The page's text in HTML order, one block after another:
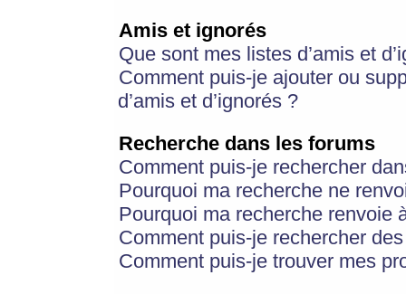
Amis et ignorés
Que sont mes listes d’amis et
Comment puis-je ajouter ou
d’amis et d’ignorés ?
Recherche dans les forums
Comment puis-je rechercher
Pourquoi ma recherche ne
Pourquoi ma recherche renvoie
Comment puis-je rechercher
Comment puis-je trouver mes